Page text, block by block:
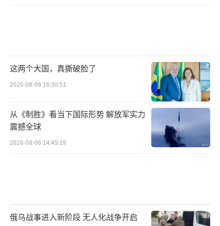
这两个大国，真撕破脸了
2026-08-06 16:30:51
从《制胜》看当下国际形势 解放军实力
震撼全球
2026-08-06 14:45:19
俄乌战事进入新阶段 无人化战争开启